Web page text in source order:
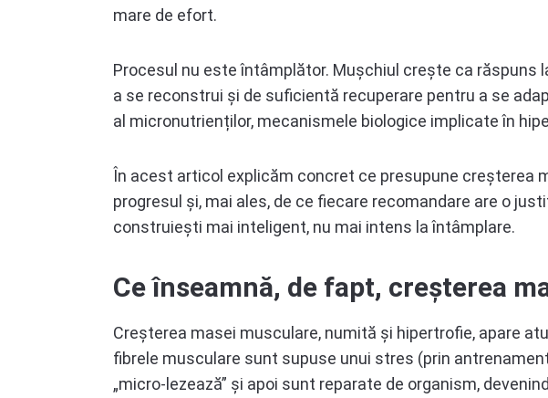
mare de efort.
Procesul nu este întâmplător. Mușchiul crește ca
a se reconstrui și de suficientă recuperare pentru a se
al micronutrienților, mecanismele biologice implicate în
În acest articol explicăm concret ce presupune creșterea
progresul și, mai ales, de ce fiecare recomandare are o
construiești mai inteligent, nu mai intens la întâmplare.
Ce înseamnă, de fapt, creșterea
Creșterea masei musculare, numită și hipertrofie, apare
fibrele musculare sunt supuse unui stres (prin
„micro-lezează” și apoi sunt reparate de organism,